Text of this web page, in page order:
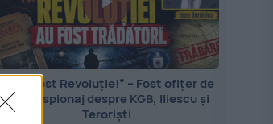
„Nu a fost Revoluție!” – Fost ofițer de
contraspionaj despre KGB, Iliescu și
Teroriști